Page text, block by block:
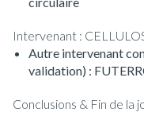
Intervenant :
Autre intervenant
validation) :
Conclusions & Fin de la